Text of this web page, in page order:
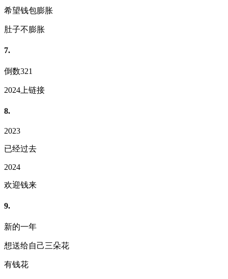
希望钱包膨胀
肚子不膨胀
7.
倒数321
2024上链接
8.
2023
已经过去
2024
欢迎钱来
9.
新的一年
想送给自己三朵花
有钱花